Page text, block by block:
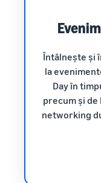
Întâlnește și
la
Day în
precum și
networking